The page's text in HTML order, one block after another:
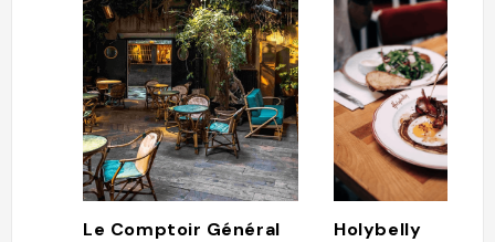
Le Comptoir Général Holybelly